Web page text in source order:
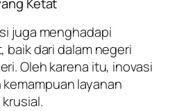
juga menghadapi
baik dari dalam negeri
Oleh karena itu, inovasi
layanan